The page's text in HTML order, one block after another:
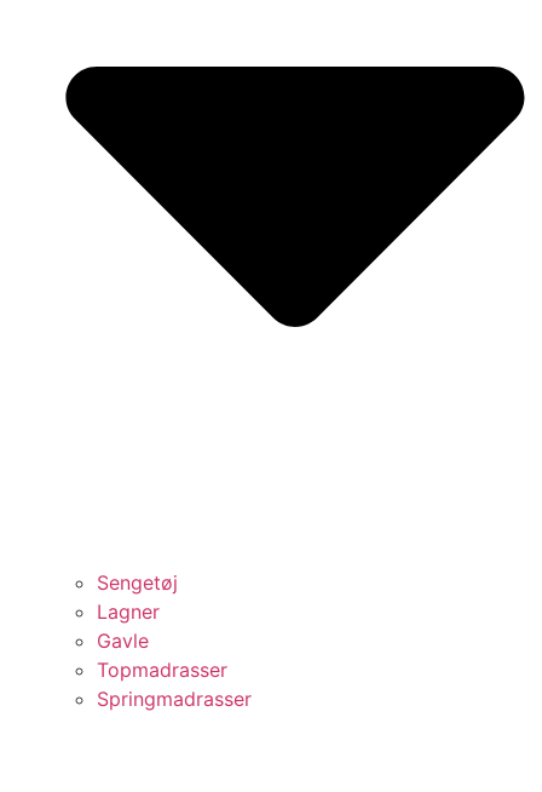
Sengetøj
Lagner
Gavle
Topmadrasser
Springmadrasser